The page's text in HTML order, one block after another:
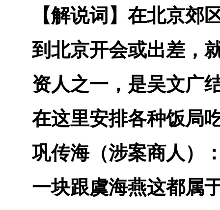
【解说词】 在北京郊
到北京开会或出差，
资人之一，是吴文广
在这里安排各种饭局
巩传海（涉案商人）
一块跟虞海燕这都属